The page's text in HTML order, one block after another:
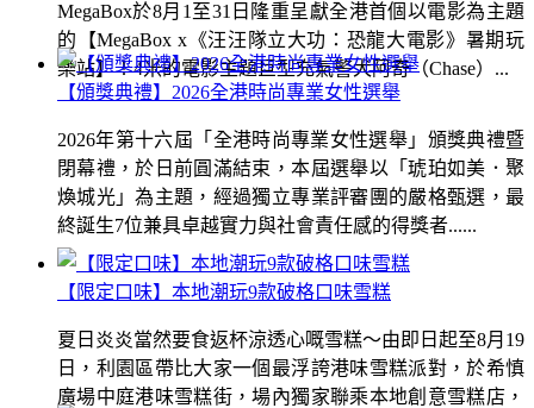
MegaBox於8月1至31日隆重呈獻全港首個以電影為主題
的【MegaBox x《汪汪隊立大功：恐龍大電影》暑期玩
樂站】！4米的電影主題巨型充氣警犬阿奇（Chase）...
【限定口味】本地潮玩9款破格口味雪糕
夏日炎炎當然要食返杯涼透心嘅雪糕～由即日起至8月19
日，利園區帶比大家一個最浮誇港味雪糕派對，於希慎
廣場中庭港味雪糕街，場內獨家聯乘本地創意雪糕店，
【頒獎典禮】2026全港時尚專業女性選舉
2026年第十六屆「全港時尚專業女性選舉」頒獎典禮暨
閉幕禮，於日前圓滿結束，本屆選舉以「琥珀如美．聚
煥城光」為主題，經過獨立專業評審團的嚴格甄選，最
終誕生7位兼具卓越實力與社會責任感的得獎者......